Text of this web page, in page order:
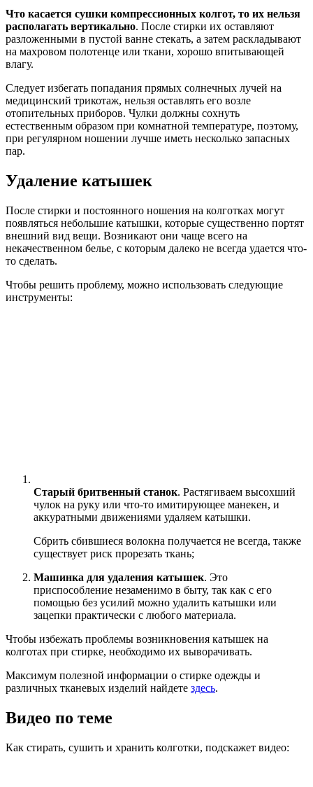
Что касается сушки компрессионных колгот, то их нельзя
располагать вертикально. После стирки их оставляют
разложенными в пустой ванне стекать, а затем раскладывают
на махровом полотенце или ткани, хорошо впитывающей
влагу.
Следует избегать попадания прямых солнечных лучей на
медицинский трикотаж, нельзя оставлять его возле
отопительных приборов. Чулки должны сохнуть
естественным образом при комнатной температуре, поэтому,
при регулярном ношении лучше иметь несколько запасных
пар.
Удаление катышек
После стирки и постоянного ношения на колготках могут
появляться небольшие катышки, которые существенно портят
внешний вид вещи. Возникают они чаще всего на
некачественном белье, с которым далеко не всегда удается что-
то сделать.
Чтобы решить проблему, можно использовать следующие
инструменты:
Старый бритвенный станок. Растягиваем высохший
чулок на руку или что-то имитирующее манекен, и
аккуратными движениями удаляем катышки.
Сбрить сбившиеся волокна получается не всегда, также
существует риск прорезать ткань;
Машинка для удаления катышек. Это
приспособление незаменимо в быту, так как с его
помощью без усилий можно удалить катышки или
зацепки практически с любого материала.
Чтобы избежать проблемы возникновения катышек на
колготах при стирке, необходимо их выворачивать.
Максимум полезной информации о стирке одежды и
различных тканевых изделий найдете здесь.
Видео по теме
Как стирать, сушить и хранить колготки, подскажет видео: